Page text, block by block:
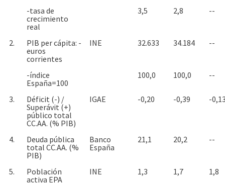
-tasa de
crecimiento
real
3,5 2,8 --
2.
PIB per cápita: -
euros
corrientes
INE 32.633 34.184 --
-índice
España=100
100,0 100,0 --
3.
Déficit (-) /
Superávit (+)
público total
CC.AA. (% PIB)
IGAE -0,20 -0,39 -
4.
Deuda pública
total CC.AA. (%
PIB)
Banco
España
21,1 20,2 --
5.
Población
activa EPA
INE 1,3 1,7 1,8